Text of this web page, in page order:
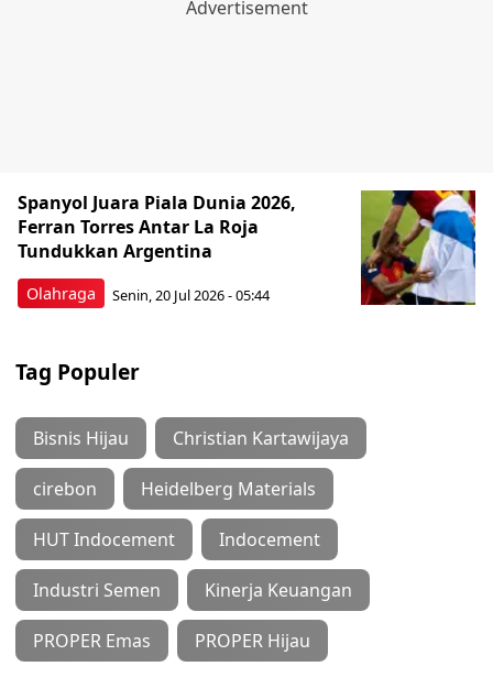
Olahraga
Spanyol Juara Piala Dunia 2026,
Ferran Torres Antar La Roja
Tundukkan Argentina
Senin, 20 Jul 2026 - 05:44
Tag Populer
Bisnis Hijau Christian Kartawijaya
cirebon Heidelberg Materials
HUT Indocement Indocement
Industri Semen Kinerja Keuangan
PROPER Emas PROPER Hijau